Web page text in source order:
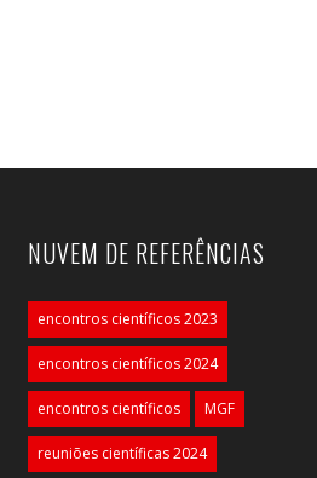
NUVEM DE REFERÊNCIAS
encontros científicos 2023
encontros científicos 2024
encontros científicos MGF
reuniões científicas 2024